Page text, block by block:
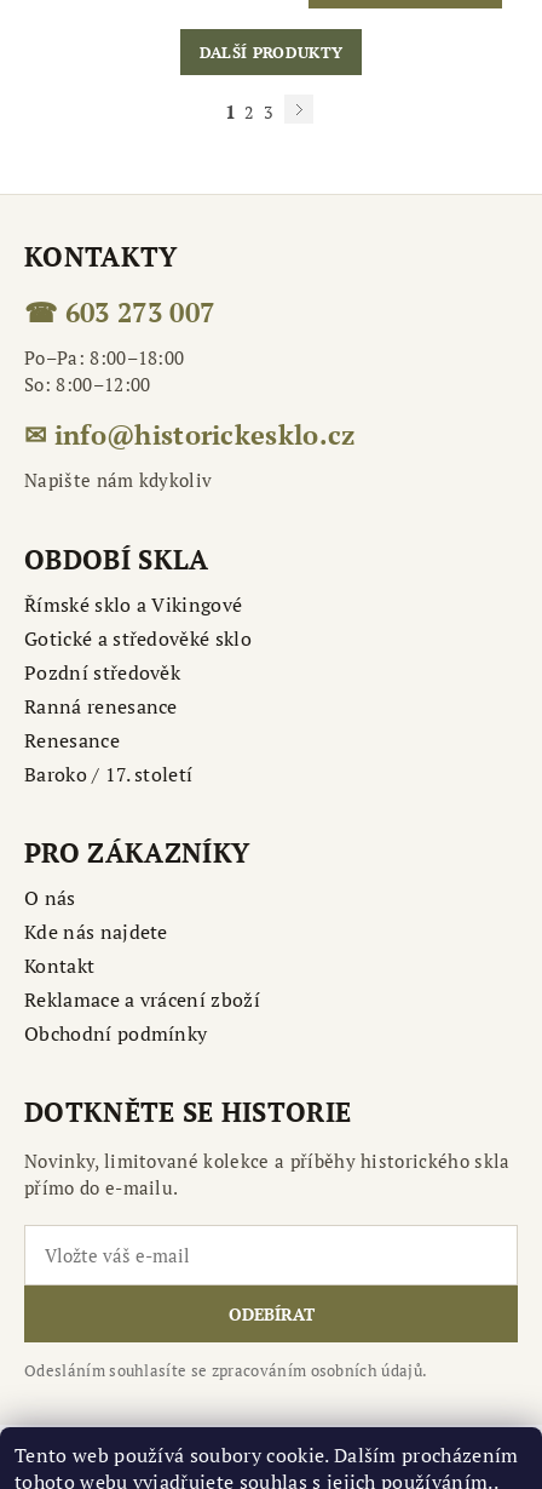
DALŠÍ PRODUKTY
1 2 3
KONTAKTY
☎ 603 273 007
Po–Pa: 8:00–18:00
So: 8:00–12:00
✉ info@historickesklo.cz
Napište nám kdykoliv
OBDOBÍ SKLA
Římské sklo a Vikingové
Gotické a středověké sklo
Pozdní středověk
Ranná renesance
Renesance
Baroko / 17. století
PRO ZÁKAZNÍKY
O nás
Kde nás najdete
Kontakt
Reklamace a vrácení zboží
Obchodní podmínky
DOTKNĚTE SE HISTORIE
Novinky, limitované kolekce a příběhy historického skla
přímo do e-mailu.
ODEBÍRAT
Odesláním souhlasíte se zpracováním osobních údajů.
Tento web používá soubory cookie. Dalším procházením
tohoto webu vyjadřujete souhlas s jejich používáním..